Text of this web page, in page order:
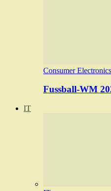
Consumer Electronics
Fussball-WM
IT